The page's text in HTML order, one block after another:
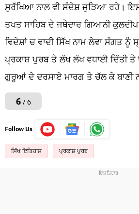
ਸੁਰੱਖਿਆ ਨਾਲ ਵੀ ਸੰਦੇਸ਼ ਜੁੜਿਆ ਰਹੇ।
ਤਖਤ ਸਾਹਿਬ ਦੇ ਜਥੇਦਾਰ ਗਿਆਨੀ
ਵਿਦੇਸ਼ਾਂ ਚ ਵਾਦੀ ਸਿੱਖ ਨਾਮ ਲੇਵਾ ਸੰਗਤ ਨੂੰ
ਪ੍ਰਕਾਸ਼ ਪੁਰਬ ਤੇ ਲੱਖ ਲੱਖ ਵਧਾਈ ਦਿੱਤੀ ਤੇ
ਗੁਰੂਆਂ ਦੇ ਦਰਸਾਏ ਮਾਰਗ ਤੇ ਚੱਲ ਕੇ ਬਾਣੀ
6/ 6
Follow Us
ਸਿੱਖ ਇਤਿਹਾਸ ਪ੍ਰਕਾਸ਼ ਪੁਰਬ